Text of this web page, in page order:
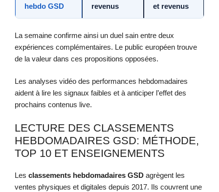
hebdo GSD
revenus
et revenus
La semaine confirme ainsi un duel sain entre deux
expériences complémentaires. Le public européen trouve
de la valeur dans ces propositions opposées.
Les analyses vidéo des performances hebdomadaires
aident à lire les signaux faibles et à anticiper l’effet des
prochains contenus live.
LECTURE DES CLASSEMENTS
HEBDOMADAIRES GSD: MÉTHODE,
TOP 10 ET ENSEIGNEMENTS
Les classements hebdomadaires GSD agrègent les
ventes physiques et digitales depuis 2017. Ils couvrent une